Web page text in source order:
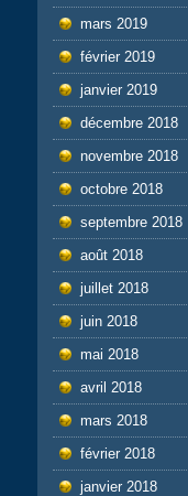
mars 2019
février 2019
janvier 2019
décembre 2018
novembre 2018
octobre 2018
septembre 2018
août 2018
juillet 2018
juin 2018
mai 2018
avril 2018
mars 2018
février 2018
janvier 2018